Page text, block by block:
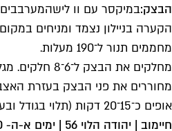
הבצק:במיקסר עם וו
הקערה בניילון נצמד ומניחים במקום חמים
מחממים תנור ל־190 מעלות.
מחלקים את הבצק ל־6־8 חלקים. מגלגלים לגלילות ומשטחים בעזרת ידיים משומנות למעין מלבנים אובאליים. מניחים לתפוח 15 דקות.
מחוררים את פני הבצק בעזרת
אופים כ־15־20 דקות (תלוי בגודל ובעובי של הבצק) או עד שהפוקצ'ות מזהיבות יפה. מגישים חם.
חיימוב | יהודה הלוי 56 | ימים א-ה- 6:00-22:00, שישי 7:00- 16:00